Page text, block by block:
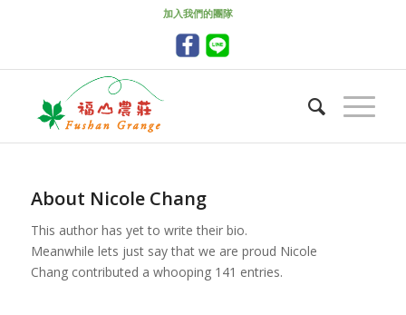
加入我們的團隊
About Nicole Chang
This author has yet to write their bio.
Meanwhile lets just say that we are proud Nicole
Changcontributed a whooping 141 entries.